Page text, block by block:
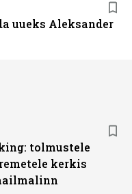
uueks Aleksander
tolmustele
kerkis